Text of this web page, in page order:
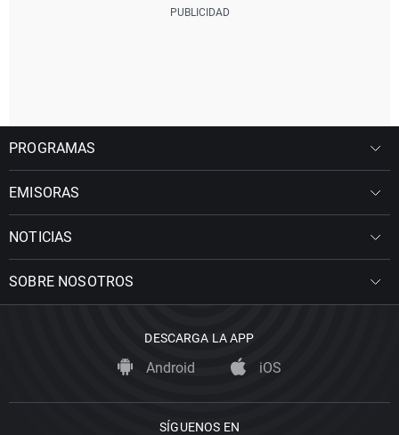
PROGRAMAS
EMISORAS
NOTICIAS
SOBRE NOSOTROS
DESCARGA LA APP
Android iOS
SÍGUENOS EN